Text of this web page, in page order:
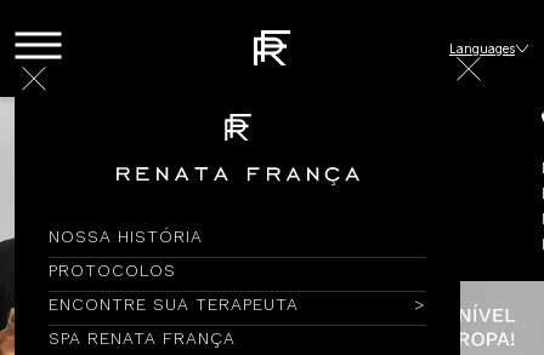
NOSSA HISTÓRIA
PROTOCOLOS
ENCONTRE SUA TERAPEUTA
SPA RENATA FRANÇA
Languages